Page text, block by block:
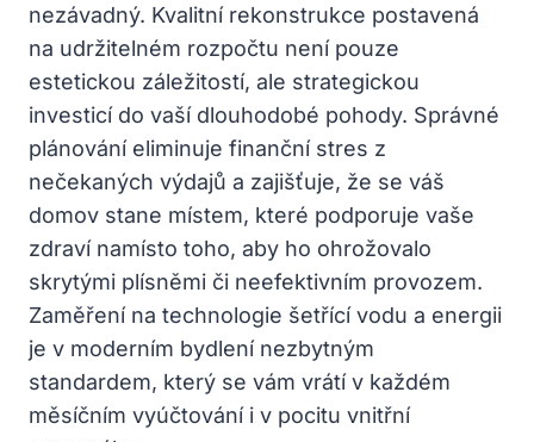
nezávadný. Kvalitní rekonstrukce postavená
na udržitelném rozpočtu není pouze
estetickou záležitostí, ale strategickou
investicí do vaší dlouhodobé pohody. Správné
plánování eliminuje finanční stres z
nečekaných výdajů a zajišťuje, že se váš
domov stane místem, které podporuje vaše
zdraví namísto toho, aby ho ohrožovalo
skrytými plísněmi či neefektivním provozem.
Zaměření na technologie šetřící vodu a energii
je v moderním bydlení nezbytným
standardem, který se vám vrátí v každém
měsíčním vyúčtování i v pocitu vnitřní